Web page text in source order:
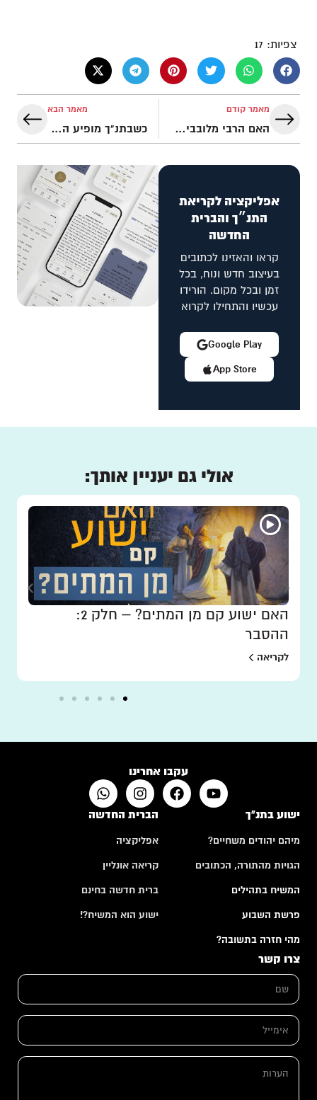
צפיות: 17
מאמר קודם
האם הרבי מלובביץ' (מנחם מנדל שניאורסון) הוא המשיח?
מאמר הבא
כשבתנ"ך מופיע המונח 'תורה' בלשון רבים, כלומר 'תורות'. האם מדובר בתורה שבכתב ובתורה שבע"פ?
אפליקציה לקריאת
התנ״ך והברית
החדשה
קראו והאזינו לכתובים
בעיצוב חדש ונוח, בכל
זמן ובכל מקום. הורידו
עכשיו והתחילו לקרוא
App Store
Google Play
אולי גם יעניין אותך:
האם ישוע קם מן המתים? – חלק 2:
ההסבר
לקריאה
עקבו אחרינו
ישוע בתנ"ך
מיהם יהודים משחיים?
הגויות מהתורה, הכתובים
המשיח בתהילים
פרשת השבוע
מהי חזרה בתשובה?
הברית החדשה
אפליקציה
קריאה אונליין
ברית חדשה בחינם
ישוע הוא המשיח?!
צרו קשר
ש
*
א
מ
ישה